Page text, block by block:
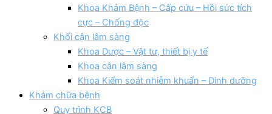
Khoa Khám Bệnh – Cấp cứu – Hồi sức tích
cực – Chống độc
Khối cận lâm sàng
Khoa Dược – Vật tư, thiết bị y tế
Khoa cận lâm sàng
Khoa Kiểm soát nhiễm khuẩn – Dinh dưỡng
Khám chữa bệnh
Quy trình KCB